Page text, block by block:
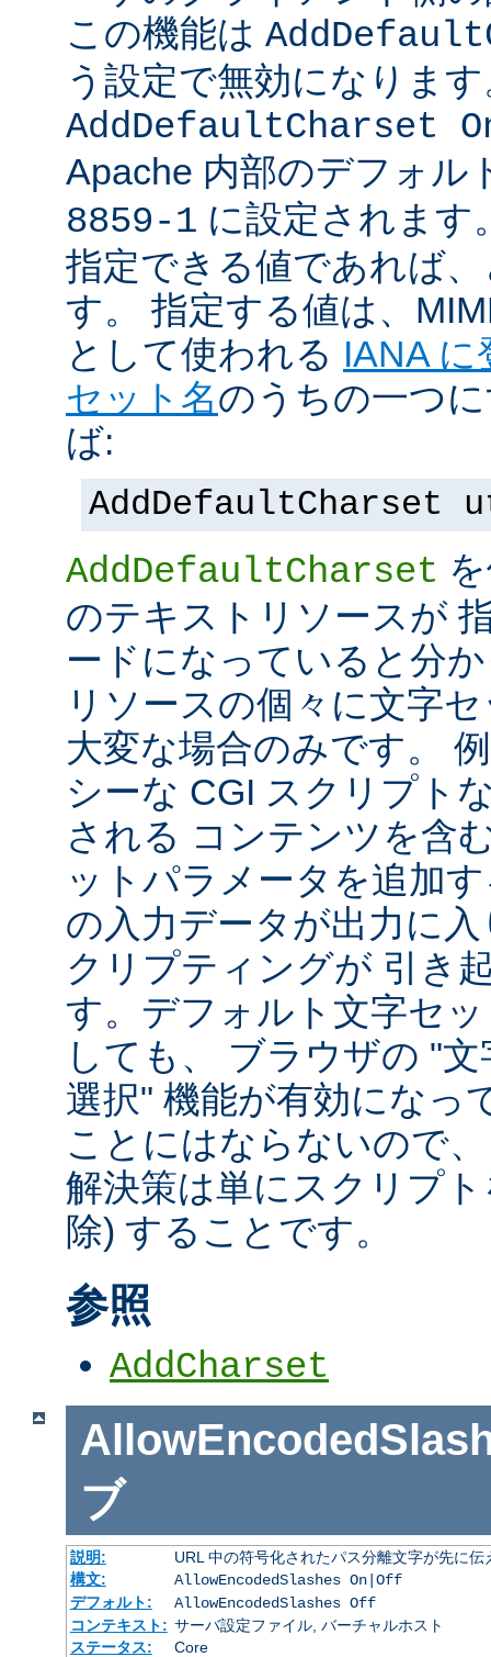
この機能は
う設定で無効になりま
AddDefaultCharset
Apache 内部のデフォル
8859-1 に設定されま
指定できる値であれば
す。 指定する値は、
として使われる IANA
セット名のうちの一つ
ば:
AddDefaultCharset
AddDefaultCharset
のテキストリソースが
ードになっていると分
リソースの個々に文字
大変な場合のみです。
シーな CGI スクリプト
される コンテンツを含
ットパラメータを追加
の入力データが出力に
クリプティングが 引き
す。デフォルト文字セ
しても、 ブラウザの "
選択" 機能が有効になっ
ことにはならないので
解決策は単にスクリプ
除) することです。
参照
AddCharset
ブ
説明:
URL 中の符号化されたパス分離文字が先に
構文:
AllowEncodedSlashes On|Off
デフォルト:
AllowEncodedSlashes Off
コンテキスト: サーバ設定ファイル, バーチャルホスト
ステータス:
Core